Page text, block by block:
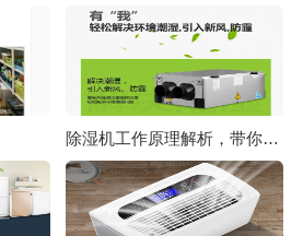
除湿机工作原理解析，带你了解除湿那些事